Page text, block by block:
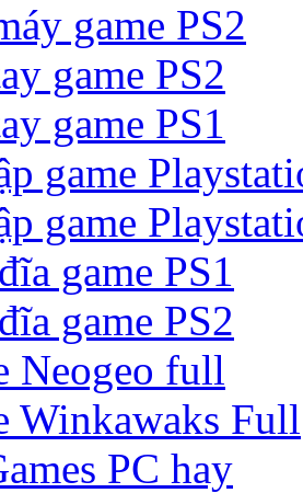
game PS2
game PS2
game PS1
game
game
game PS1
game PS2
Neogeo full
Winkawaks Full
PC hay